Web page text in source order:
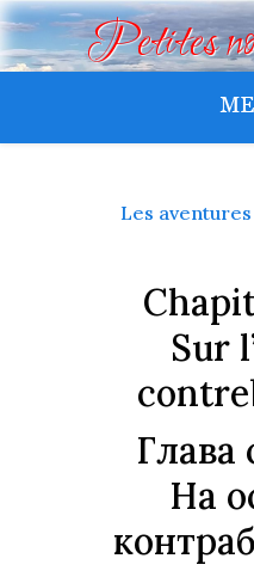
Petites
Les aventures
Sur
Глава
На